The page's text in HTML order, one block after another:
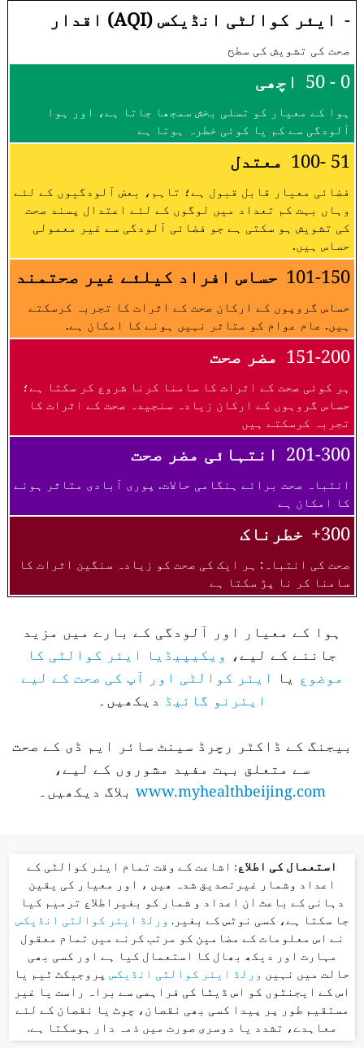
- ایئر کوالٹی انڈیکس (AQI) اقدار
صحت کی تشویش کی سطح
0 - 50 اچھی
ہوا کے معیار کو تسلی بخش سمجھا جاتا ہے، اور ہوا
آلودگی سے کم یا کوئی خطرہ ہوتا ہے
51 -100 معتدل
فضائی معیار قابل قبول ہے؛ تاہم، بعض آلودگیوں کے لئے
وہاں بہت کم تعداد میں لوگوں کے لئے اعتدال پسند صحت
کی تشویش ہو سکتی ہے جو فضائی آلودگی سے غیر معمولی
حساس ہیں.
101-150 حساس افراد کیلئے غیر صحتمند
حساس گروپوں کے ارکان صحت کے اثرات کا تجربہ کرسکتے
ہیں. عام عوام کو متاثر نہیں ہونے کا امکان ہے.
151-200 مضر صحت
ہر کوئی صحت کے اثرات کا سامنا کرنا شروع کر سکتا ہے؛
حساس گروہوں کے ارکان زیادہ سنجیدہ صحت کے اثرات کا
تجربہ کرسکتے ہیں
201-300 انتہائی مضر صحت
انتباہ صحت برائے ہنگامی حالات. پوری آبادی متاثر ہونے
کا امکان ہے
300+ خطرناک
صحت کی انتباہ: ہر ایک کی صحت کو زیادہ سنگین اثرات کا
سامنا کر نا پڑ سکتا ہے
ہوا کے معیار اور آلودگی کے بارے میں مزید
جاننے کے لیے، ویکیپیڈیا ایئر کوالٹی کا
موضوع یا
ایئر کوالٹی اور آپ کی صحت کے لیے
ایئرنو گائیڈ دیکھیں۔
بیجنگ کے ڈاکٹر رچرڈ سینٹ سائر ایم ڈی کے صحت
سے متعلق بہت مفید مشوروں کے لیے،
www.myhealthbeijing.com بلاگ دیکھیں۔
استعمال کی اطلاع: اشاعت کے وقت تمام ایئر کوالٹی کے
اعداد وشمار غیرتصدیق شدہ ھیں ، اور معیار کی یقین
دہانی کے باعث ان اعداد و شمار کو بغیراطلاع ترمیم کیا
جا سکتا ہے، کسی نوٹس کے بغیر. ورلڈ ایئر کوالٹی انڈیکس
نے اس معلومات کے مضامین کو مرتب کرنے میں تمام معقول
مہارت اور دیکھ بھال کا استعمال کیا ہے اور کسی بھی
حالت میں نہیں ورلڈ ایئر کوالٹی انڈیکس پروجیکٹ ٹیم یا
اس کے ایجنٹوں کو اس ڈیٹا کی فراہمی سے براہ راست یا غیر
مستقیم طور پر پیدا کسی بھی نقصان، چوٹ یا نقصان کے لئے
معاہدے، تشدد یا دوسری صورت میں ذمہ دار ہوسکتا ہے.